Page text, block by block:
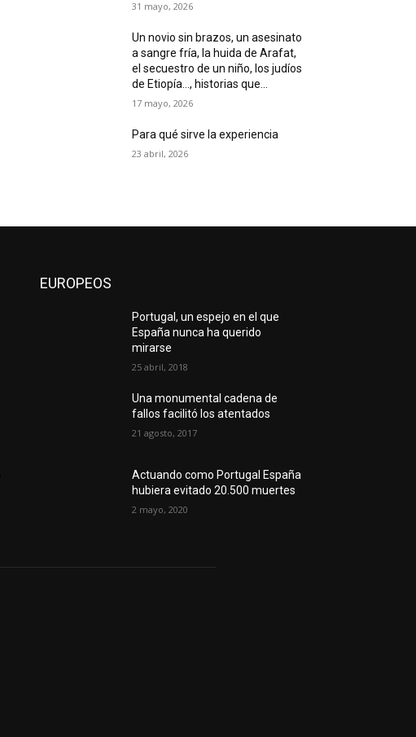
31 mayo, 2026
Un novio sin brazos, un asesinato
a sangre fría, la huida de Arafat,
el secuestro de un niño, los judíos
de Etiopía…, historias que...
17 mayo, 2026
Para qué sirve la experiencia
23 abril, 2026
EUROPEOS
Portugal, un espejo en el que
España nunca ha querido
mirarse
25 abril, 2018
Una monumental cadena de
fallos facilitó los atentados
21 agosto, 2017
Actuando como Portugal España
hubiera evitado 20.500 muertes
2 mayo, 2020